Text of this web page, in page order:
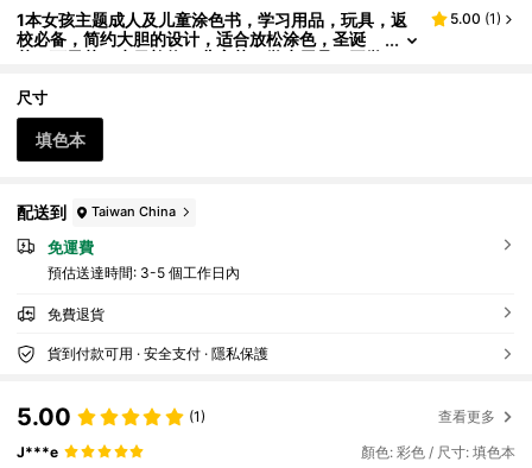
1本女孩主题成人及儿童涂色书，学习用品，玩具，返
校必备，简约大胆的设计，适合放松涂色，圣诞
节，万圣节，生日礼物，儿童节，学生用品，开学
5.00 (1)
尺寸
填色本
配送到 Taiwan China
免運費
預估送達時間: 3-5 個工作日內
免費退貨
貨到付款可用 · 安全支付 · 隱私保護
5.00 (1) 查看更多
J***e 顏色: 彩色 / 尺寸: 填色本